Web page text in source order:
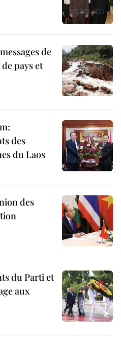
de
pays et
des
du Laos
des
du Parti et
aux